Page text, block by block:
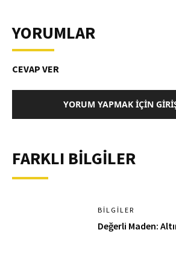
YORUMLAR
CEVAP VER
YORUM YAPMAK İÇIN
FARKLI BİLGİLER
BILGILER
Değerli Maden: